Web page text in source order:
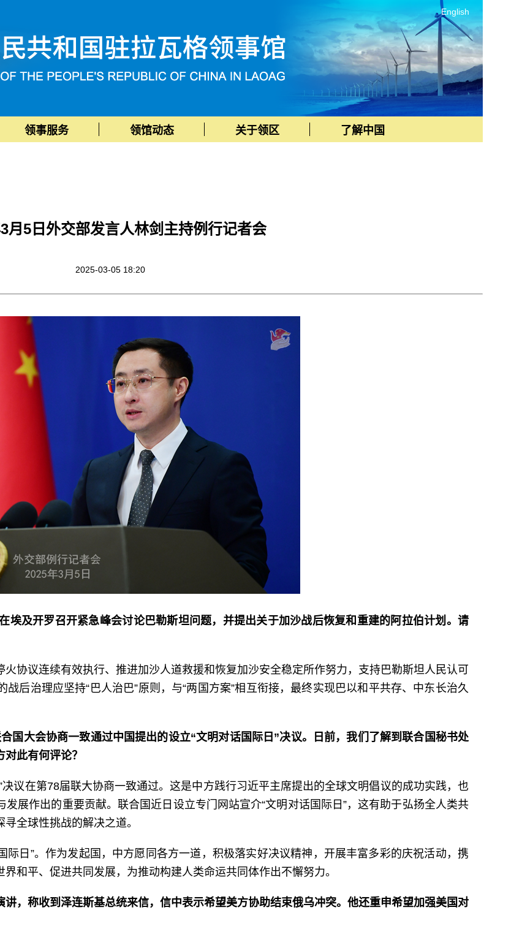
English
领事服务 领馆动态 关于领区 了解中国
月5日外交部发言人林剑主持例行记者会
2025-03-05 18:20
埃及开罗召开紧急峰会讨论巴勒斯坦问题，并提出关于加沙战后恢复和重建的阿拉伯计划。请
协议连续有效执行、推进加沙人道救援和恢复加沙安全稳定所作努力，支持巴勒斯坦人民认可
后治理应坚持“巴人治巴”原则，与“两国方案”相互衔接，最终实现巴以和平共存、中东长治久
国大会协商一致通过中国提出的设立“文明对话国际日”决议。日前，我们了解到联合国秘书处
此有何评论？
议在第78届联大协商一致通过。这是中方践行习近平主席提出的全球文明倡议的成功实践，也
展作出的重要贡献。联合国近日设立专门网站宣介“文明对话国际日”，这有助于弘扬全人类共
全球性挑战的解决之道。
际日”。作为发起国，中方愿同各方一道，积极落实好决议精神，开展丰富多彩的庆祝活动，携
和平、促进共同发展，为推动构建人类命运共同体作出不懈努力。
，称收到泽连斯基总统来信，信中表示希望美方协助结束俄乌冲突。他还重申希望加强美国对